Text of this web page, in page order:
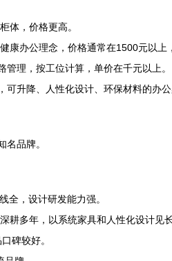
体，价格更高。
康办公理念，价格通常在1500元以上
理，按工位计算，单价在千元以上。
可升降、人性化设计、环保材料的办
品牌。
全，设计研发能力强。
耕多年，以系统家具和人性化设计见长
碑较好。